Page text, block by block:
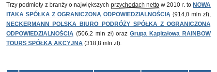
Trzy podmioty z branży o największych przychodach nettow 2010 r. to NOWA
ITAKA SPÓŁKA Z OGRANICZONĄ ODPOWIEDZIALNOŚCIĄ (914,0 mln zł),
NECKERMANN POLSKA BIURO PODRÓŻY SPÓŁKA Z OGRANICZONĄ
ODPOWIEDZIALNOŚCIĄ (506,2 mln zł) orazGrupa Kapitałowa RAINBOW
TOURS SPÓŁKA AKCYJNA (318,8 mln zł).